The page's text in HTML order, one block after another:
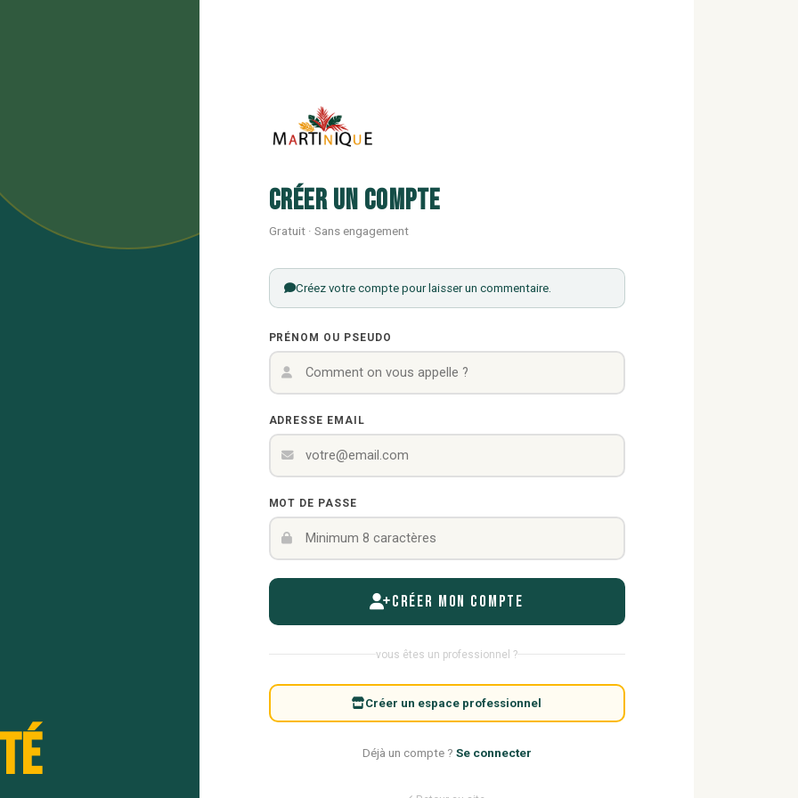
Créer un compte
Gratuit · Sans engagement
Créez votre compte pour laisser un commentaire.
PRÉNOM OU PSEUDO
ADRESSE EMAIL
MOT DE PASSE
Créer mon compte
vous êtes un professionnel ?
Créer un espace professionnel
Déjà un compte ? Se connecter